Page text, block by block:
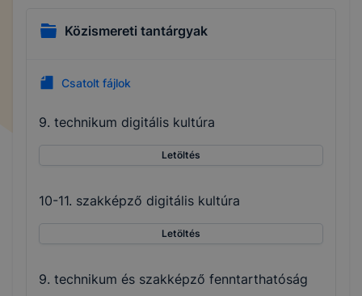
Közismereti tantárgyak
Csatolt fájlok
9. technikum digitális kultúra
Letöltés
10-11. szakképző digitális kultúra
Letöltés
9. technikum és szakképző fenntarthatóság